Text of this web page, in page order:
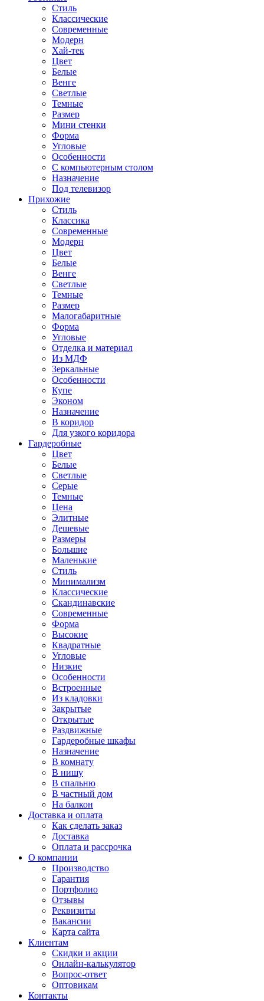
Стиль
Классические
Современные
Модерн
Хай-тек
Цвет
Белые
Венге
Светлые
Темные
Размер
Мини стенки
Форма
Угловые
Особенности
С компьютерным столом
Назначение
Под телевизор
Прихожие
Стиль
Классика
Современные
Модерн
Цвет
Белые
Венге
Светлые
Темные
Размер
Малогабаритные
Форма
Угловые
Отделка и материал
Из МДФ
Зеркальные
Особенности
Купе
Эконом
Назначение
В коридор
Для узкого коридора
Гардеробные
Цвет
Белые
Светлые
Серые
Темные
Цена
Элитные
Дешевые
Размеры
Большие
Маленькие
Стиль
Минимализм
Классические
Скандинавские
Современные
Форма
Высокие
Квадратные
Угловые
Низкие
Особенности
Встроенные
Из кладовки
Закрытые
Открытые
Раздвижные
Гардеробные шкафы
Назначение
В комнату
В нишу
В спальню
В частный дом
На балкон
Доставка и оплата
Как сделать заказ
Доставка
Оплата и рассрочка
О компании
Производство
Гарантия
Портфолио
Отзывы
Реквизиты
Вакансии
Карта сайта
Клиентам
Скидки и акции
Онлайн-калькулятор
Вопрос-ответ
Оптовикам
Контакты